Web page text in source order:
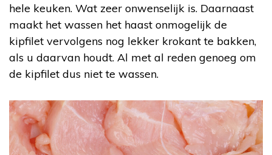
hele keuken. Wat zeer onwenselijk is. Daarnaast
maakt het wassen het haast onmogelijk de
kipfilet vervolgens nog lekker krokant te bakken,
als u daarvan houdt. Al met al reden genoeg om
de kipfilet dus niet te wassen.